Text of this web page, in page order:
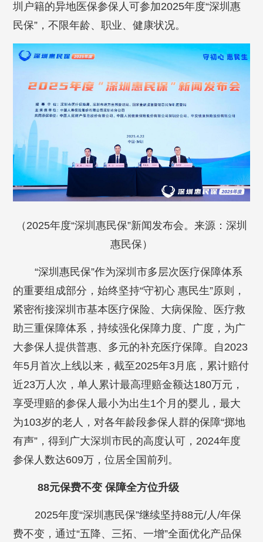
圳户籍的异地医保参保人可参加2025年度“深圳惠
民保”，不限年龄、职业、健康状况。
（2025年度“深圳惠民保”新闻发布会。来源：深圳
惠民保 ）
“深圳惠民保”作为深圳市多层次医疗保障体系
的重要组成部分，始终坚持“守初心 惠民生”原则，
紧密衔接深圳市基本医疗保险、大病保险、医疗救
助三重保障体系，持续强化保障力度、广度，为广
大参保人提供普惠、多元的补充医疗保障。自2023
年5月首次上线以来，截至2025年3月底，累计赔付
近23万人次，单人累计最高理赔金额达180万元，
享受理赔的参保人最小为出生1个月的婴儿，最大
为103岁的老人，对各年龄段参保人群的保障“掷地
有声”，得到广大深圳市民的高度认可，2024年度
参保人数达609万，位居全国前列。
88元保费不变 保障全方位升级
2025年度“深圳惠民保”继续坚持88元/人/年保
费不变，通过“五降、三拓、一增”全面优化产品保